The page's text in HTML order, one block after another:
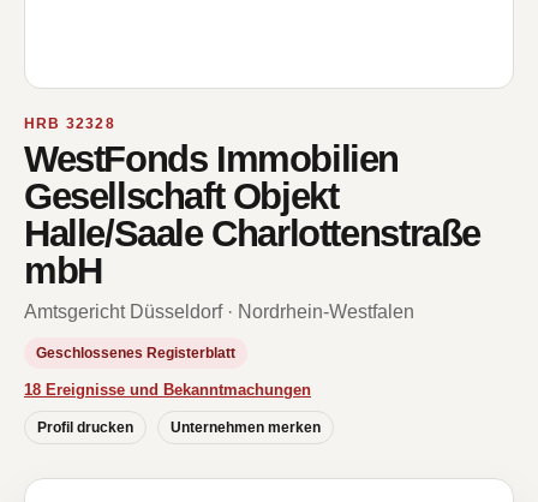
HRB 32328
WestFonds Immobilien
Gesellschaft Objekt
Halle/Saale Charlottenstraße
mbH
Amtsgericht Düsseldorf · Nordrhein-Westfalen
Geschlossenes Registerblatt
18 Ereignisse und Bekanntmachungen
Profil drucken Unternehmen merken